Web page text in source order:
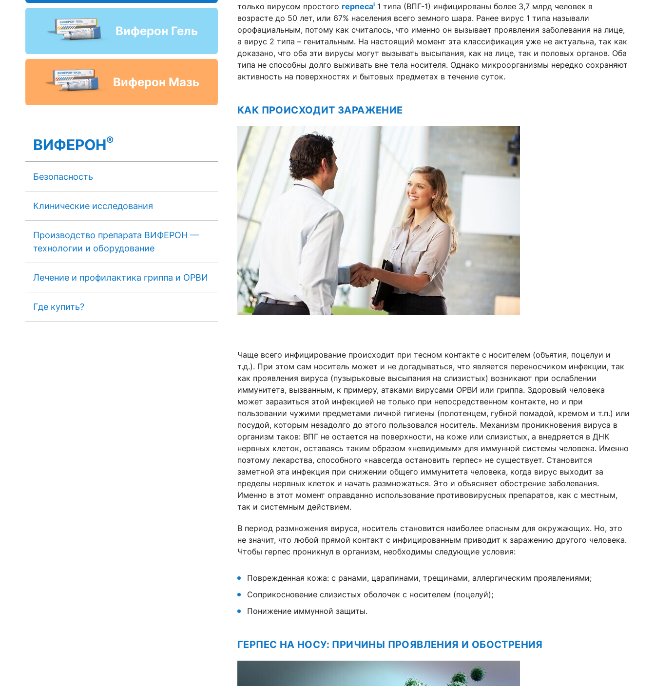
Виферон Гель
Виферон Мазь
ВИФЕРОН®
Безопасность
Клинические исследования
Производство препарата ВИФЕРОН —
технологии и оборудование
Лечение и профилактика гриппа и ОРВИ
Где купить?
только вирусом простого герпесаi 1 типа (ВПГ-1) инфицированы более 3,7 млрд человек в
возрасте до 50 лет, или 67% населения всего земного шара. Ранее вирус 1 типа называли
орофациальным, потому как считалось, что именно он вызывает проявления заболевания на лице,
а вирус 2 типа – генитальным. На настоящий момент эта классификация уже не актуальна, так как
доказано, что оба эти вирусы могут вызывать высыпания, как на лице, так и половых органов. Оба
типа не способны долго выживать вне тела носителя. Однако микроорганизмы нередко сохраняют
активность на поверхностях и бытовых предметах в течение суток.
КАК ПРОИСХОДИТ ЗАРАЖЕНИЕ
Чаще всего инфицирование происходит при тесном контакте с носителем (объятия, поцелуи и
т.д.). При этом сам носитель может и не догадываться, что является переносчиком инфекции, так
как проявления вируса (пузырьковые высыпания на слизистых) возникают при ослаблении
иммунитета, вызванным, к примеру, атаками вирусами ОРВИ или гриппа. Здоровый человека
может заразиться этой инфекцией не только при непосредственном контакте, но и при
пользовании чужими предметами личной гигиены (полотенцем, губной помадой, кремом и т.п.) или
посудой, которым незадолго до этого пользовался носитель. Механизм проникновения вируса в
организм таков: ВПГ не остается на поверхности, на коже или слизистых, а внедряется в ДНК
нервных клеток, оставаясь таким образом «невидимым» для иммунной системы человека. Именно
поэтому лекарства, способного «навсегда остановить герпес» не существует. Становится
заметной эта инфекция при снижении общего иммунитета человека, когда вирус выходит за
пределы нервных клеток и начать размножаться. Это и объясняет обострение заболевания.
Именно в этот момент оправданно использование противовирусных препаратов, как с местным,
так и системным действием.
В период размножения вируса, носитель становится наиболее опасным для окружающих. Но, это
не значит, что любой прямой контакт с инфицированным приводит к заражению другого человека.
Чтобы герпес проникнул в организм, необходимы следующие условия:
Поврежденная кожа: с ранами, царапинами, трещинами, аллергическим проявлениями;
Соприкосновение слизистых оболочек с носителем (поцелуй);
Понижение иммунной защиты.
ГЕРПЕС НА НОСУ: ПРИЧИНЫ ПРОЯВЛЕНИЯ И ОБОСТРЕНИЯ